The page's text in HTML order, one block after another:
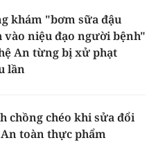
khám "bơm sữa đậu
vào niệu đạo người bệnh"
An từng bị xử phạt
lần
chồng chéo khi sửa đổi
toàn thực phẩm